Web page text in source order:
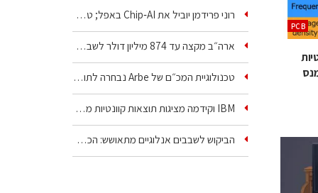
PCB
רוני פרידמן יוביל את Chip‑AI באפל; טל ענבר ינהל את…
ארה״ב מקצה עד 874 מיליון דולר לשבע טכנולוגיות שבבים…
טכנולוגיית המכ״ם של Arbe נבחרה לתוכניות אזרחיות וביטחוניות
IBM וקידמה מציגות תוצאות קוונטיות מעבר ליכולת…
הביקוש לשבבים אנלוגיים מתאושש: הכנסות טקסס…